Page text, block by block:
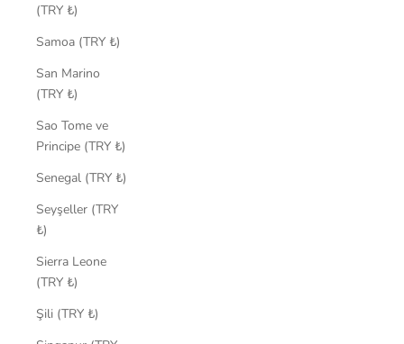
(TRY ₺)
Samoa (TRY ₺)
San Marino
(TRY ₺)
Sao Tome ve
Principe (TRY ₺)
Senegal (TRY ₺)
Seyşeller (TRY
₺)
Sierra Leone
(TRY ₺)
Şili (TRY ₺)